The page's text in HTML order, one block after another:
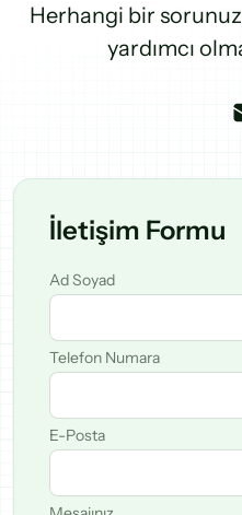
Herhangi bir
yardımcı
İletişim Formu
Ad Soyad
Telefon Numara
E-Posta